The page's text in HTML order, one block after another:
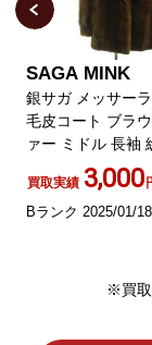
SAGA MINK
銀サガ メッサー
毛皮コート ブラ
ァー ミドル 長袖
いサイズ 13 LL 茶
買取実績 3,000
Bランク 2025/01/
※買取